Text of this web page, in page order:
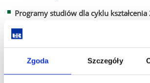
Zgoda Szczegóły
Programy studiów dla cyklu
- Studia II stopnia
Programy studiów dla cyklu kształcenia
Studia I stopnia